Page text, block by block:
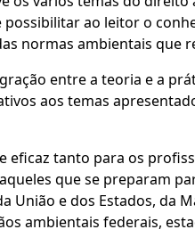
possibilitar ao leitor o
normas ambientais que
entre a teoria e a
aos temas
eficaz tanto para os
que se preparam
União e dos Estados, da
ambientais federais,